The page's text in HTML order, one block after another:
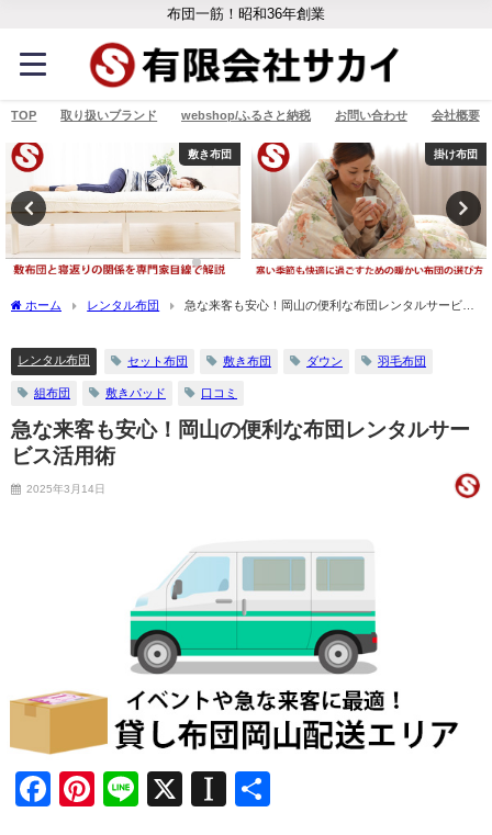
布団一筋！昭和36年創業
TOP 取り扱いブランド webshop/ふるさと納税 お問い合わせ 会社概要
敷き布団 掛け布団
ホーム レンタル布団
急な来客も安心！岡山の便利な布団レンタルサービス
レンタル布団 セット布団 敷き布団 ダウン 羽毛布団
組布団 敷きパッド 口コミ
急な来客も安心！岡山の便利な布団レンタルサー
ビス活用術
2025年3月14日
Facebook
Pinterest
Line
X Instapaper